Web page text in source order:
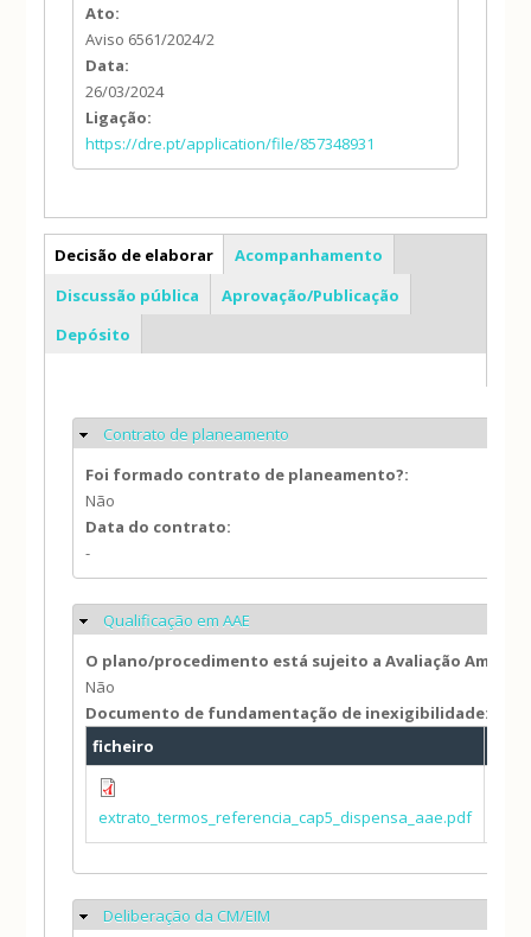
Ato:
Aviso 6561/2024/2
Data:
26/03/2024
Ligação:
https://dre.pt/application/file/857348931
PDM
Decisão de elaborar
Acompanhamento
Discussão pública
Aprovação/Publicação
Depósito
Ocultar
Contrato de planeamento
Foi formado contrato de planeamento?:
Não
Data do contrato:
-
Ocultar
Qualificação em AAE
O plano/procedimento está sujeito a Avaliação
Não
Documento de fundamentação de inexigibilidade:
ficheiro
extrato_termos_referencia_cap5_dispensa_aae.pdf
Ocultar
Deliberação da CM/EIM